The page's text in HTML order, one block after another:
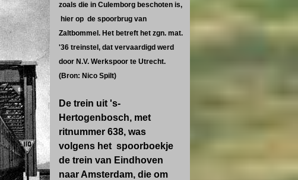
zoals die in Culemborg beschoten is,
hier op de spoorbrug van
Zaltbommel. Het betreft het zgn. mat.
'36 treinstel, dat vervaardigd werd
door N.V. Werkspoor te Utrecht.
(Bron: Nico Spilt)
De trein uit 's-
Hertogenbosch, met
ritnummer 638, was
volgens het spoorboekje
de trein van Eindhoven
naar Amsterdam, die om